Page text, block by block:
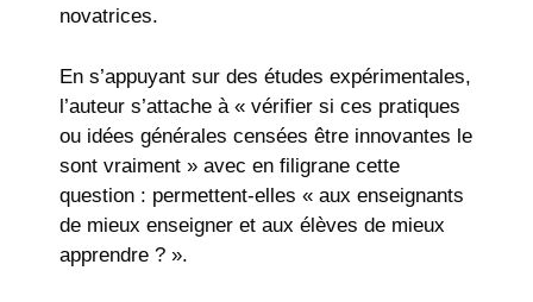
novatrices.
En s’appuyant sur des études expérimentales,
l’auteur s’attache à « vérifier si ces pratiques
ou idées générales censées être innovantes le
sont vraiment » avec en filigrane cette
question : permettent-elles « aux enseignants
de mieux enseigner et aux élèves de mieux
apprendre ? ».